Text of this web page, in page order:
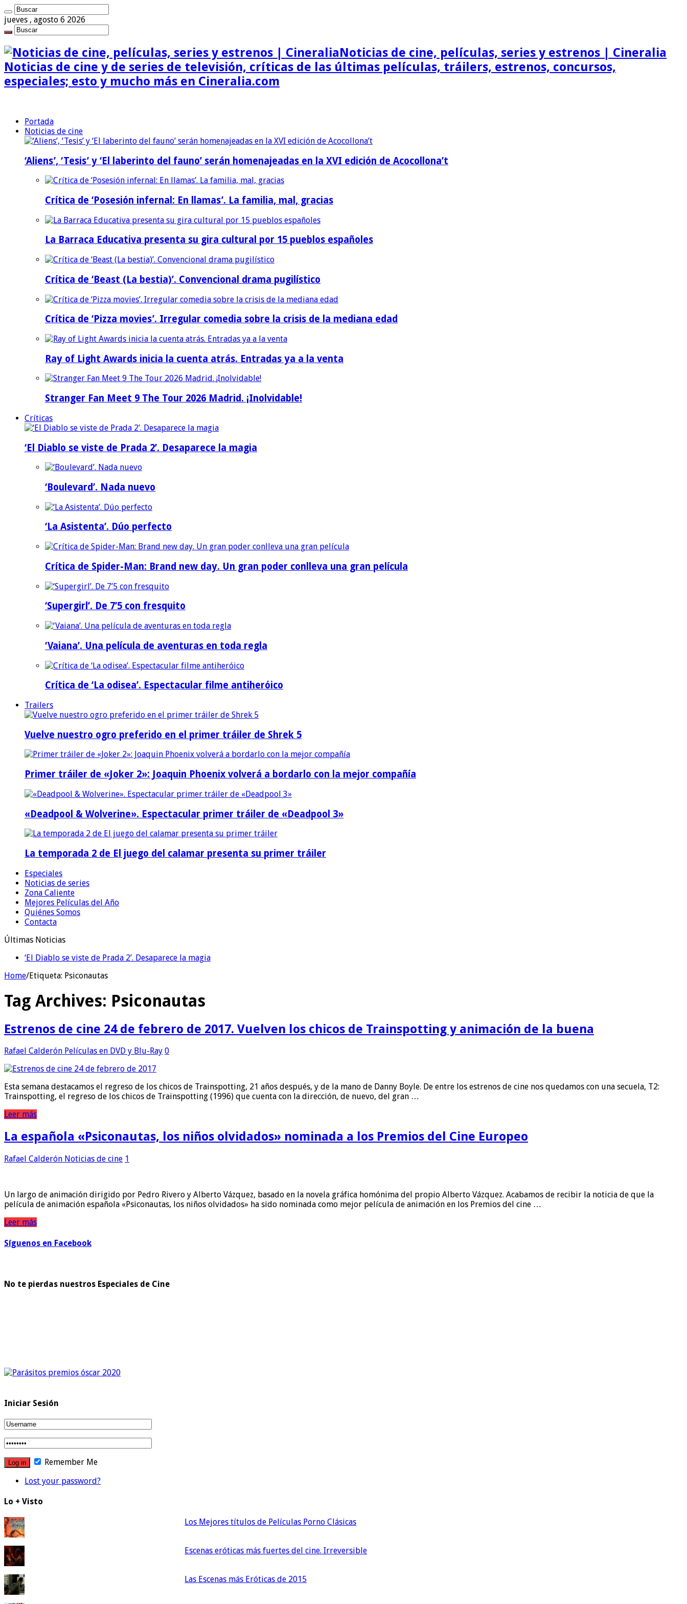
jueves , agosto 6 2026
Noticias de cine, películas, series y estrenos | Cineralia
Noticias de cine y de series de televisión, críticas de las últimas películas, tráilers, estrenos, concursos,
especiales; esto y mucho más en Cineralia.com
Portada
Noticias de cine
‘Aliens’, ‘Tesis’ y ‘El laberinto del fauno’ serán homenajeadas en la XVI edición de Acocollona’t
Crítica de ‘Posesión infernal: En llamas’. La familia, mal, gracias
La Barraca Educativa presenta su gira cultural por 15 pueblos españoles
Crítica de ‘Beast (La bestia)’. Convencional drama pugilístico
Crítica de ‘Pizza movies’. Irregular comedia sobre la crisis de la mediana edad
Ray of Light Awards inicia la cuenta atrás. Entradas ya a la venta
Stranger Fan Meet 9 The Tour 2026 Madrid. ¡Inolvidable!
Críticas
‘El Diablo se viste de Prada 2’. Desaparece la magia
‘Boulevard’. Nada nuevo
‘La Asistenta’. Dúo perfecto
Crítica de Spider-Man: Brand new day. Un gran poder conlleva una gran película
‘Supergirl’. De 7’5 con fresquito
‘Vaiana’. Una película de aventuras en toda regla
Crítica de ‘La odisea’. Espectacular filme antiheróico
Trailers
Vuelve nuestro ogro preferido en el primer tráiler de Shrek 5
Primer tráiler de «Joker 2»: Joaquin Phoenix volverá a bordarlo con la mejor compañía
«Deadpool & Wolverine». Espectacular primer tráiler de «Deadpool 3»
La temporada 2 de El juego del calamar presenta su primer tráiler
Especiales
Noticias de series
Zona Caliente
Mejores Películas del Año
Quiénes Somos
Contacta
Últimas Noticias
‘El Diablo se viste de Prada 2’. Desaparece la magia
Home/Etiqueta: Psiconautas
Tag Archives: Psiconautas
Estrenos de cine 24 de febrero de 2017. Vuelven los chicos de Trainspotting y animación de la buena
Rafael Calderón Películas en DVD y Blu-Ray 0
Esta semana destacamos el regreso de los chicos de Trainspotting, 21 años después, y de la mano de Danny Boyle. De entre los estrenos de cine nos quedamos con una secuela, T2:
Trainspotting, el regreso de los chicos de Trainspotting (1996) que cuenta con la dirección, de nuevo, del gran …
Leer más
La española «Psiconautas, los niños olvidados» nominada a los Premios del Cine Europeo
Rafael Calderón Noticias de cine 1
Un largo de animación dirigido por Pedro Rivero y Alberto Vázquez, basado en la novela gráfica homónima del propio Alberto Vázquez. Acabamos de recibir la noticia de que la
película de animación española «Psiconautas, los niños olvidados» ha sido nominada como mejor película de animación en los Premios del cine …
Leer más
Síguenos en Facebook
No te pierdas nuestros Especiales de Cine
Iniciar Sesión
Remember Me
Lost your password?
Lo + Visto
Los Mejores títulos de Películas Porno Clásicas
Escenas eróticas más fuertes del cine. Irreversible
Las Escenas más Eróticas de 2015